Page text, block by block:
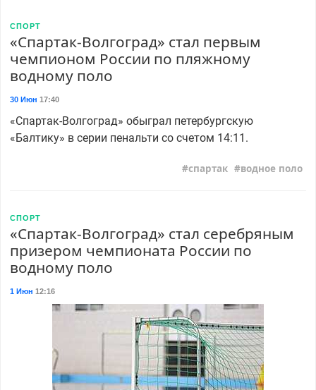
СПОРТ
«Спартак-Волгоград» стал первым
чемпионом России по пляжному
водному поло
30 Июн 17:40
«Спартак-Волгоград» обыграл петербургскую
«Балтику» в серии пенальти со счетом 14:11.
спартак водное поло
СПОРТ
«Спартак-Волгоград» стал серебряным
призером чемпионата России по
водному поло
1 Июн 12:16